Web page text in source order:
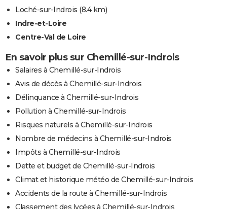
Loché-sur-Indrois (8.4 km)
Indre-et-Loire
Centre-Val de Loire
En savoir plus sur Chemillé-sur-Indrois
Salaires à Chemillé-sur-Indrois
Avis de décès à Chemillé-sur-Indrois
Délinquance à Chemillé-sur-Indrois
Pollution à Chemillé-sur-Indrois
Risques naturels à Chemillé-sur-Indrois
Nombre de médecins à Chemillé-sur-Indrois
Impôts à Chemillé-sur-Indrois
Dette et budget de Chemillé-sur-Indrois
Climat et historique météo de Chemillé-sur-Indrois
Accidents de la route à Chemillé-sur-Indrois
Classement des lycées à Chemillé-sur-Indrois